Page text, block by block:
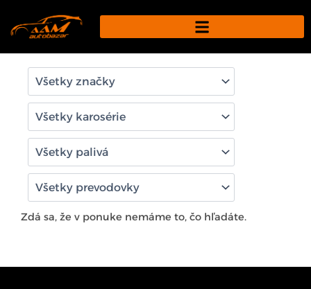
obsah
Zdá sa, že v ponuke nemáme to, čo hľadáte.